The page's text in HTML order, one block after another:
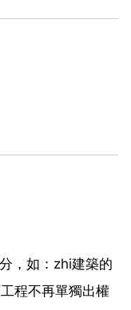
，如：zhi建築的
程不再單獨出權